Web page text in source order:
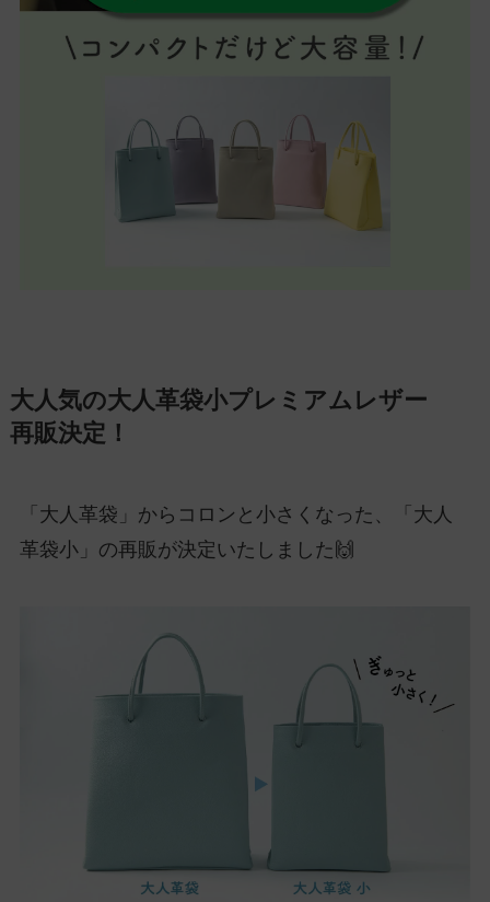
大人気の大人革袋小プレミアムレザー
再販決定！
「大人革袋」からコロンと小さくなった、「大人
革袋小」の再販が決定いたしました🙌